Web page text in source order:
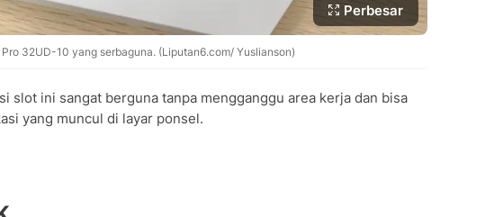
Perbesar
32UD-10 yang serbaguna. (Liputan6.com/ Yuslianson)
slot ini sangat berguna tanpa mengganggu area kerja dan bisa
yang muncul di layar ponsel.